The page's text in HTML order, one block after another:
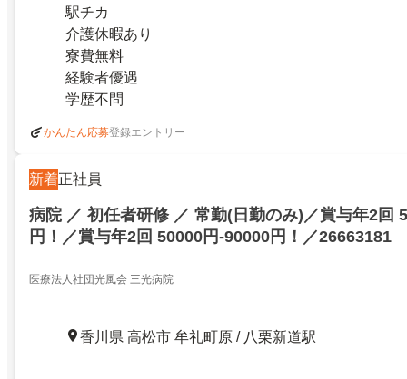
駅チカ
介護休暇あり
寮費無料
経験者優遇
学歴不問
かんたん応募登録エントリー
新着正社員
病院 ／ 初任者研修 ／ 常勤(日勤のみ)／賞与年2回
円！／賞与年2回 50000円-90000円！／26663181
医療法人社団光風会 三光病院
香川県 高松市 牟礼町原 / 八栗新道駅